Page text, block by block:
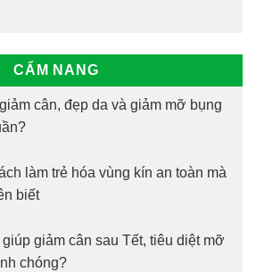
CẨM NANG
cân, đẹp da và giảm mỡ bụng
làm trẻ hóa vùng kín an toàn mà
biết
giảm cân sau Tết, tiêu diệt mỡ
chóng?